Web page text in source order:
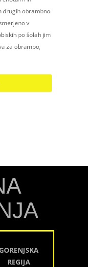
drugih obrambno
v
po šolah jim
za obrambo,
REGIJA